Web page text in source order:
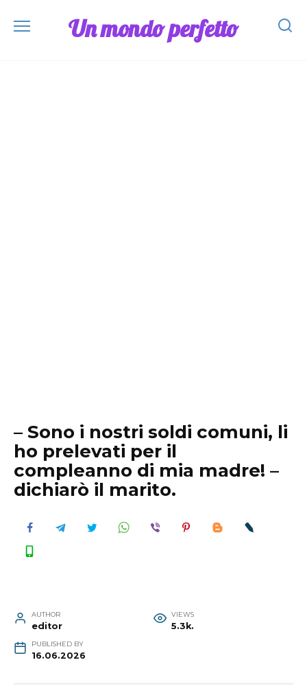
Un mondo perfetto
– Sono i nostri soldi comuni, li
ho prelevati per il
compleanno di mia madre! –
dichiarò il marito.
AUTHOR
editor
VIEWS
5.3k.
PUBLISHED BY
16.06.2026